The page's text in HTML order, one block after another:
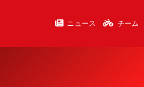
ニュース チーム